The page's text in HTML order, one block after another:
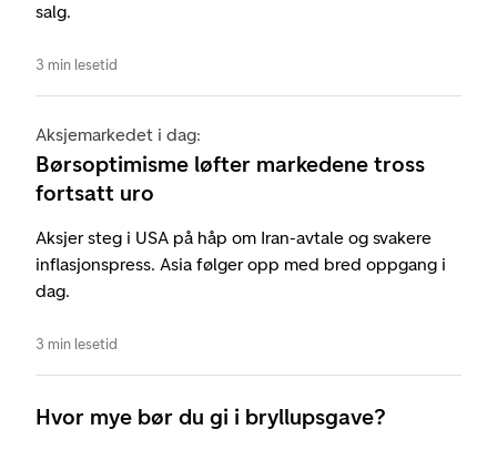
salg.
3 min lesetid
Aksjemarkedet i dag:
Børsoptimisme løfter markedene tross
fortsatt uro
Aksjer steg i USA på håp om Iran-avtale og svakere
inflasjonspress. Asia følger opp med bred oppgang i
dag.
3 min lesetid
Hvor mye bør du gi i bryllupsgave?